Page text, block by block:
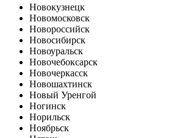
Новокузнецк
Новомосковск
Новороссийск
Новосибирск
Новоуральск
Новочебоксарск
Новочеркасск
Новошахтинск
Новый Уренгой
Ногинск
Норильск
Ноябрьск